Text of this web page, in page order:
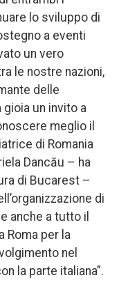
lo sviluppo di
a eventi
un vero
le nostre nazioni,
delle
un invito a
meglio il
di Romania
Dancău – ha
di Bucarest –
di
anche a tutto il
Roma per la
nel
la parte italiana”.